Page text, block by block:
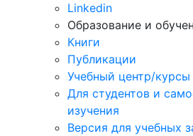
Linkedin
Образование и
Книги
Публикации
Учебный центр/курсы
Для студентов и
изучения
Версия для учебных